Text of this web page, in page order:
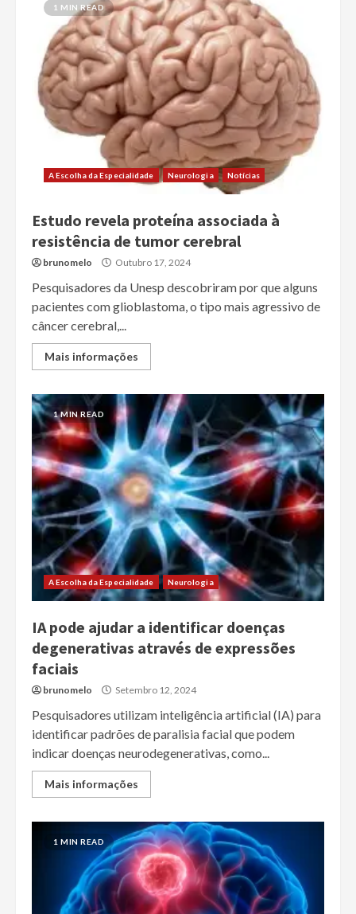
1 MIN READ
A Escolha da Especialidade Neurologia Notícias
Estudo revela proteína associada à
resistência de tumor cerebral
brunomelo Outubro 17, 2024
Pesquisadores da Unesp descobriram por que alguns
pacientes com glioblastoma, o tipo mais agressivo de
câncer cerebral,...
Mais informações
1 MIN READ
A Escolha da Especialidade Neurologia
IA pode ajudar a identificar doenças
degenerativas através de expressões
faciais
brunomelo Setembro 12, 2024
Pesquisadores utilizam inteligência artificial (IA) para
identificar padrões de paralisia facial que podem
indicar doenças neurodegenerativas, como...
Mais informações
1 MIN READ